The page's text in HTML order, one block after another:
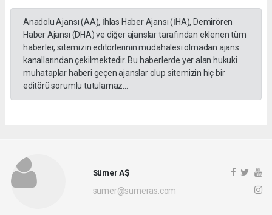
Anadolu Ajansı (AA), İhlas Haber Ajansı (İHA), Demirören
Haber Ajansı (DHA) ve diğer ajanslar tarafından eklenen tüm
haberler, sitemizin editörlerinin müdahalesi olmadan ajans
kanallarından çekilmektedir. Bu haberlerde yer alan hukuki
muhataplar haberi geçen ajanslar olup sitemizin hiç bir
editörü sorumlu tutulamaz...
Sümer AŞ
sumer@sumeras.com